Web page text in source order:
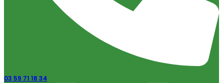
03 59 71 18 34